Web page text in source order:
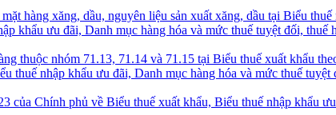
hàng xăng, dầu, nguyên liệu sản xuất xăng, dầu tại Biểu thuế
khẩu ưu đãi, Danh mục hàng hóa và mức thuế tuyệt đối, thuế
thuộc nhóm 71.13, 71.14 và 71.15 tại Biểu thuế xuất khẩu
nhập khẩu ưu đãi, Danh mục hàng hóa và mức thuế tuyệt
Chính phủ về Biểu thuế xuất khẩu, Biểu thuế nhập khẩu